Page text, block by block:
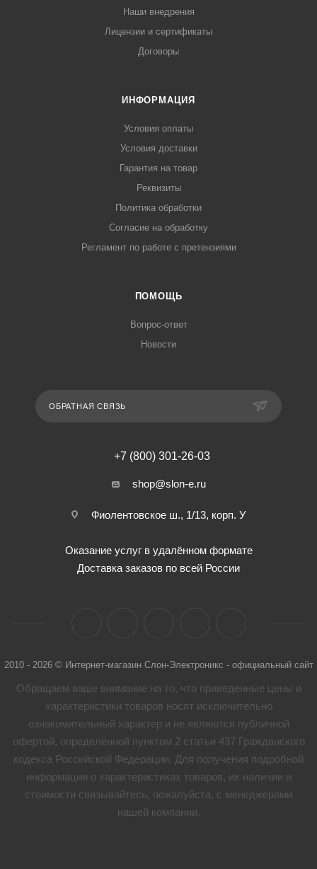
Наши внедрения
Лицензии и сертификаты
Договоры
ИНФОРМАЦИЯ
Условия оплаты
Условия доставки
Гарантия на товар
Реквизиты
Политика обработки
Согласие на обработку
Регламент по работе с претензиями
ПОМОЩЬ
Вопрос-ответ
Новости
ОБРАТНАЯ СВЯЗЬ
+7 (800) 301-26-03
shop@slon-e.ru
Фиолентовское ш., 1/13, корп. У
Оказание услуг в удалённом формате
Доставка заказов по всей России
2010 - 2026 © Интернет-магазин Слон-Электроникс - официальный сайт
Обращаем ваше внимание на то, что приведенные цены и
характеристики товaров носят исключительно
ознакомительный характер и не являются публичной
офертой, определенной пунктом 2 статьи 437 Гражданского
кодекса Российской Федерации. Для получения подробной
информации о характеристиках товaров, их наличии и
стоимости связывайтесь, пожалуйста, с менеджерами
нашей компании.